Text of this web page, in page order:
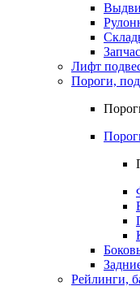
Лифт
Пороги,
Рейлинги,